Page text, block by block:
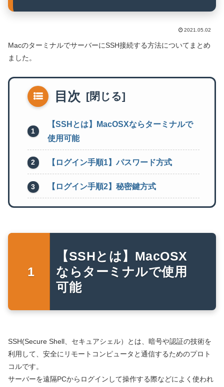
2021.05.02
MacのターミナルでサーバーにSSH接続する方法についてまとめ
ました。
目次
【SSHとは】MacOSXならターミナルで
使用可能
【ログイン手順1】パスワード方式
【ログイン手順2】秘密鍵方式
【SSHとは】MacOSX
ならターミナルで使用
可能
SSH(Secure Shell、セキュアシェル）とは、暗号や認証の技術を
利用して、安全にリモートコンピュータと通信するためのプロト
コルです。
サーバーを遠隔PCからログインして操作する際などによく使われ